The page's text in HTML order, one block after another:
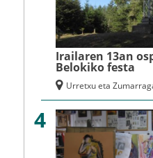
Irailaren 13an
Belokiko festa
Urretxu eta
4